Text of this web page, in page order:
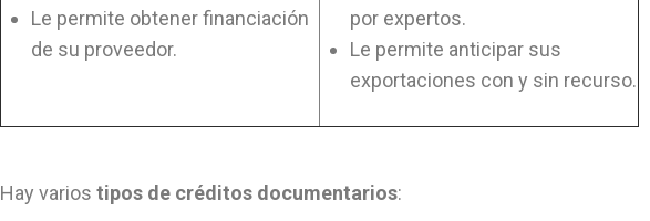
Le permite obtener financiación
de su proveedor.
por expertos.
Le permite anticipar sus
exportaciones con y sin recurso.
Hay varios tipos de créditos documentarios: